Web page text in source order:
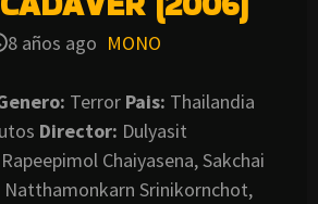
8 años ago MONO
Terror Pais: Thailandia
Director: Dulyasit
Rapeepimol Chaiyasena, Sakchai
Natthamonkarn Srinikornchot,